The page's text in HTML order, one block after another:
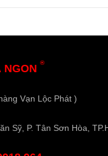
NGON ®
Vạn Lộc Phát )
Sỹ, P. Tân Sơn Hòa,